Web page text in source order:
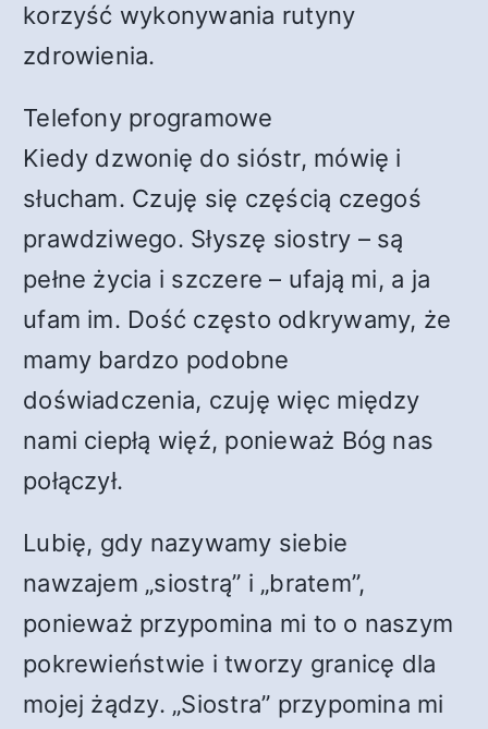
korzyść wykonywania rutyny
zdrowienia.
Telefony programowe
Kiedy dzwonię do sióstr, mówię i
słucham. Czuję się częścią czegoś
prawdziwego. Słyszę siostry – są
pełne życia i szczere – ufają mi, a ja
ufam im. Dość często odkrywamy, że
mamy bardzo podobne
doświadczenia, czuję więc między
nami ciepłą więź, ponieważ Bóg nas
połączył.
Lubię, gdy nazywamy siebie
nawzajem „siostrą” i „bratem”,
ponieważ przypomina mi to o naszym
pokrewieństwie i tworzy granicę dla
mojej żądzy. „Siostra” przypomina mi